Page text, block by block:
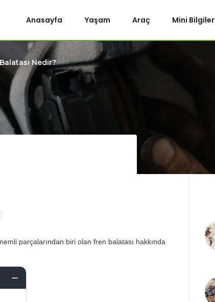
Anasayfa Yaşam Araç Mini Bilgiler
Nedir?
parçalarından biri olan fren balatası hakkında